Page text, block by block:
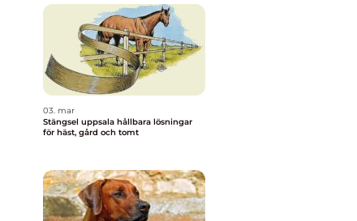
03. mar
Stängsel uppsala hållbara lösningar
för häst, gård och tomt